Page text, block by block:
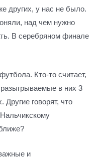
других, у нас не было.
над чем нужно
В серебряном финале
Кто-то считает,
в них 3
говорят, что
и